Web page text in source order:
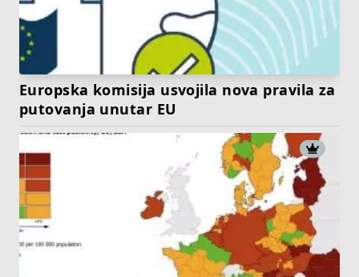
Europska komisija usvojila nova pravila za
putovanja unutar EU